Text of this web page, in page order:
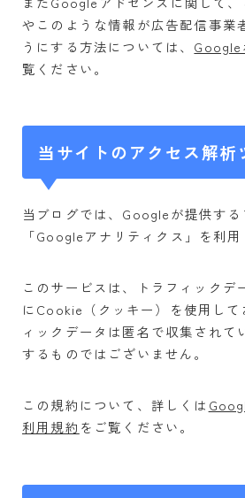
地図
就職
アルバイト
資格
検定
過去問
ツール・効率化
カメラ
やこのような情報が広告配信事業
うにする方法については、 Google
覧ください。
当サイトのアクセス解析
当ブログでは、Googleが提供す
「Googleアナリティクス」を利用
このサービスは、トラフィックデ
にCookie（クッキー）を使用して
ィックデータは匿名で収集されて
するものではございません。
この規約について、詳しくは
利用規約 をご覧ください。